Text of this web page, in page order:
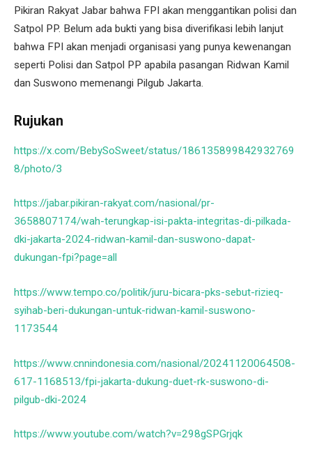
Pikiran Rakyat Jabar bahwa FPI akan menggantikan polisi dan
Satpol PP. Belum ada bukti yang bisa diverifikasi lebih lanjut
bahwa FPI akan menjadi organisasi yang punya kewenangan
seperti Polisi dan Satpol PP apabila pasangan Ridwan Kamil
dan Suswono memenangi Pilgub Jakarta.
Rujukan
https://x.com/BebySoSweet/status/186135899842932769
8/photo/3
https://jabar.pikiran-rakyat.com/nasional/pr-
3658807174/wah-terungkap-isi-pakta-integritas-di-pilkada-
dki-jakarta-2024-ridwan-kamil-dan-suswono-dapat-
dukungan-fpi?page=all
https://www.tempo.co/politik/juru-bicara-pks-sebut-rizieq-
syihab-beri-dukungan-untuk-ridwan-kamil-suswono-
1173544
https://www.cnnindonesia.com/nasional/20241120064508-
617-1168513/fpi-jakarta-dukung-duet-rk-suswono-di-
pilgub-dki-2024
https://www.youtube.com/watch?v=298gSPGrjqk